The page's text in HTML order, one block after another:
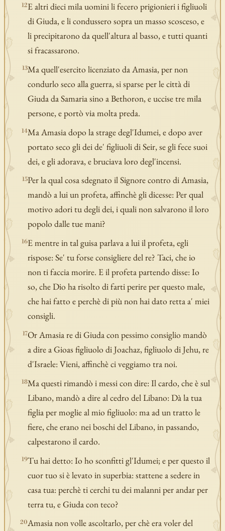
12E altri dieci mila uomini li fecero prigionieri i figliuoli
di Giuda, e li condussero sopra un masso scosceso, e
li precipitarono da quell'altura al basso, e tutti quanti
si fracassarono.
13Ma quell'esercito licenziato da Amasia, per non
condurlo seco alla guerra, si sparse per le città di
Giuda da Samaria sino a Bethoron, e uccise tre mila
persone, e portò via molta preda.
14Ma Amasia dopo la strage degl'Idumei, e dopo aver
portato seco gli dei de' figliuoli di Seir, se gli fece suoi
dei, e gli adorava, e bruciava loro degl'incensi.
15Per la qual cosa sdegnato il Signore contro di Amasia,
mandò a lui un profeta, affinchè gli dicesse: Per qual
motivo adori tu degli dei, i quali non salvarono il loro
popolo dalle tue mani?
16E mentre in tal guisa parlava a lui il profeta, egli
rispose: Se' tu forse consigliere del re? Taci, che io
non ti faccia morire. E il profeta partendo disse: Io
so, che Dio ha risolto di farti perire per questo male,
che hai fatto e perchè di più non hai dato retta a' miei
consigli.
17Or Amasia re di Giuda con pessimo consiglio mandò
a dire a Gioas figliuolo di Joachaz, figliuolo di Jehu, re
d'Israele: Vieni, affinchè ci veggiamo tra noi.
18Ma questi rimandò i messi con dire: Il cardo, che è sul
Libano, mandò a dire al cedro del Libano: Dà la tua
figlia per moglie al mio figliuolo: ma ad un tratto le
fiere, che erano nei boschi del Libano, in passando,
calpestarono il cardo.
19Tu hai detto: Io ho sconfitti gl'Idumei; e per questo il
cuor tuo si è levato in superbia: stattene a sedere in
casa tua: perchè ti cerchi tu dei malanni per andar per
terra tu, e Giuda con teco?
20Amasia non volle ascoltarlo, per chè era voler del